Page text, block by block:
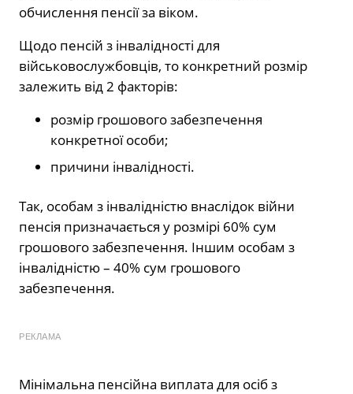
обчислення пенсії за віком.
Щодо пенсій з інвалідності для
військовослужбовців, то конкретний розмір
залежить від 2 факторів:
розмір грошового забезпечення
конкретної особи;
причини інвалідності.
Так, особам з інвалідністю внаслідок війни
пенсія призначається у розмірі 60% сум
грошового забезпечення. Іншим особам з
інвалідністю – 40% сум грошового
забезпечення.
РЕКЛАМА
Мінімальна пенсійна виплата для осіб з